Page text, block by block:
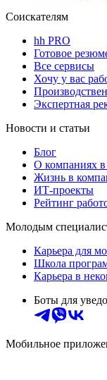
Соискателям
hh PRO
Готовое
Все сервисы
Хочу у вас
Экспертная
Новости и статьи
Блог
О компаниях
Жизнь в
ИТ-проекты
Рейтинг
Молодым
Карьера для
Школа
Карьера в
Боты для
Мобильное